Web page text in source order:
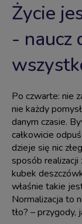
Życie
- naucz
Po czwarte: nie
nie każdy
danym czasie.
całkowicie
dzieje się nic
sposób realizacji
kubek
właśnie takie
Normalizacja to
tło? – przygody,